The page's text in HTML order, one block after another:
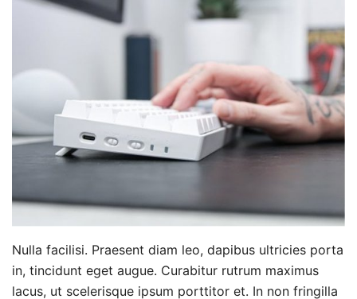
Nulla facilisi. Praesent diam leo, dapibus ultricies porta
in, tincidunt eget augue. Curabitur rutrum maximus
lacus, ut scelerisque ipsum porttitor et. In non fringilla